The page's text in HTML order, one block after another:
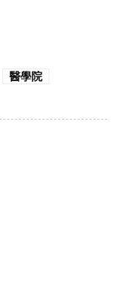
醫學院